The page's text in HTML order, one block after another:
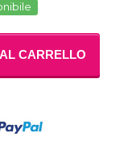
CARRELLO